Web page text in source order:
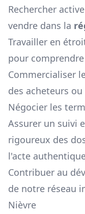
Rechercher
vendre dans la
Travailler en
pour
Commercialiser
des acheteurs
Négocier les
Assurer un suivi
rigoureux des
l'acte
Contribuer au
de notre réseau
Nièvre